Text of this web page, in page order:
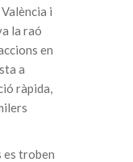
i
la raó
en
a
ràpida,
es troben